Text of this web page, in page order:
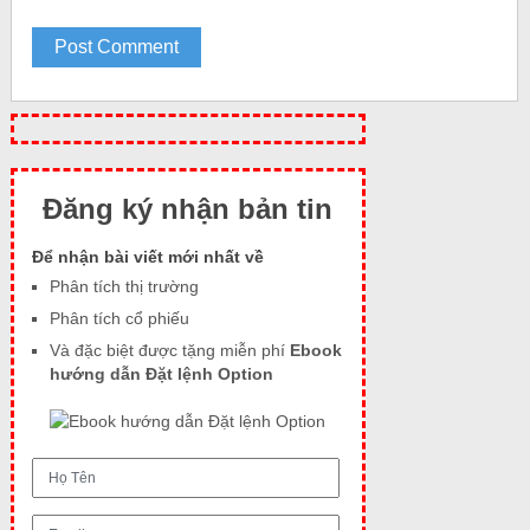
Đăng ký nhận bản tin
Để nhận bài viết mới nhất về
Phân tích thị trường
Phân tích cổ phiếu
Và đặc biệt được tặng miễn phí Ebook
hướng dẫn Đặt lệnh Option